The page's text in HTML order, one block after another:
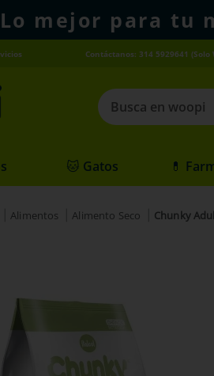
Lo mejor para tu
Contáctanos: 314 5929641 (Solo
Busca en woopi
1
agility gold
🐱 Gatos 💊
Alimentos Alimento Seco Chunky